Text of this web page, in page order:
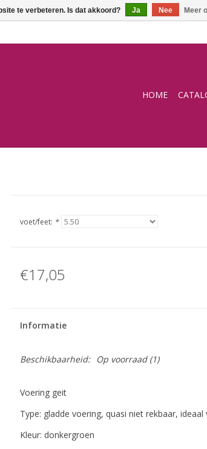
HOME
voet/feet: *
€17,05
Informatie
Beschikbaarheid: Op voorraad(1)
Voering geit
Type: gladde voering, quasi niet rekbaar,
Kleur: donkergroen
te verbeteren. Is dat akkoord? Ja Nee Meer